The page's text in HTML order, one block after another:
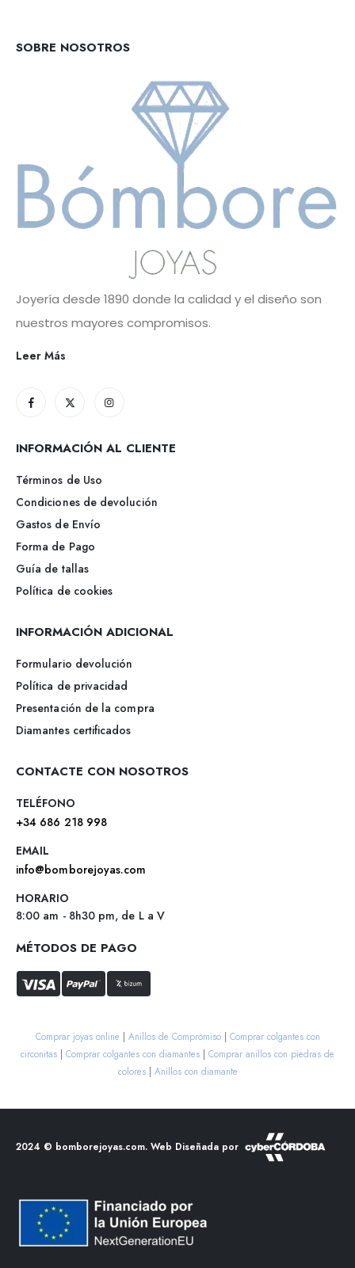
SOBRE NOSOTROS
Joyería desde 1890 donde la calidad y el diseño son
nuestros mayores compromisos.
Leer Más
INFORMACIÓN AL CLIENTE
Términos de Uso
Condiciones de devolución
Gastos de Envío
Forma de Pago
Guía de tallas
Política de cookies
INFORMACIÓN ADICIONAL
Formulario devolución
Política de privacidad
Presentación de la compra
Diamantes certificados
CONTACTE CON NOSOTROS
TELÉFONO
+34 686 218 998
EMAIL
info@bomborejoyas.com
HORARIO
8:00 am - 8h30 pm, de L a V
MÉTODOS DE PAGO
Comprar joyas online | Anillos de Compromiso| Comprar colgantes con
circonitas | Comprar colgantes con diamantes | Comprar anillos con piedras de
colores| Anillos con diamante
2024 © bomborejoyas.com. Web Diseñada por